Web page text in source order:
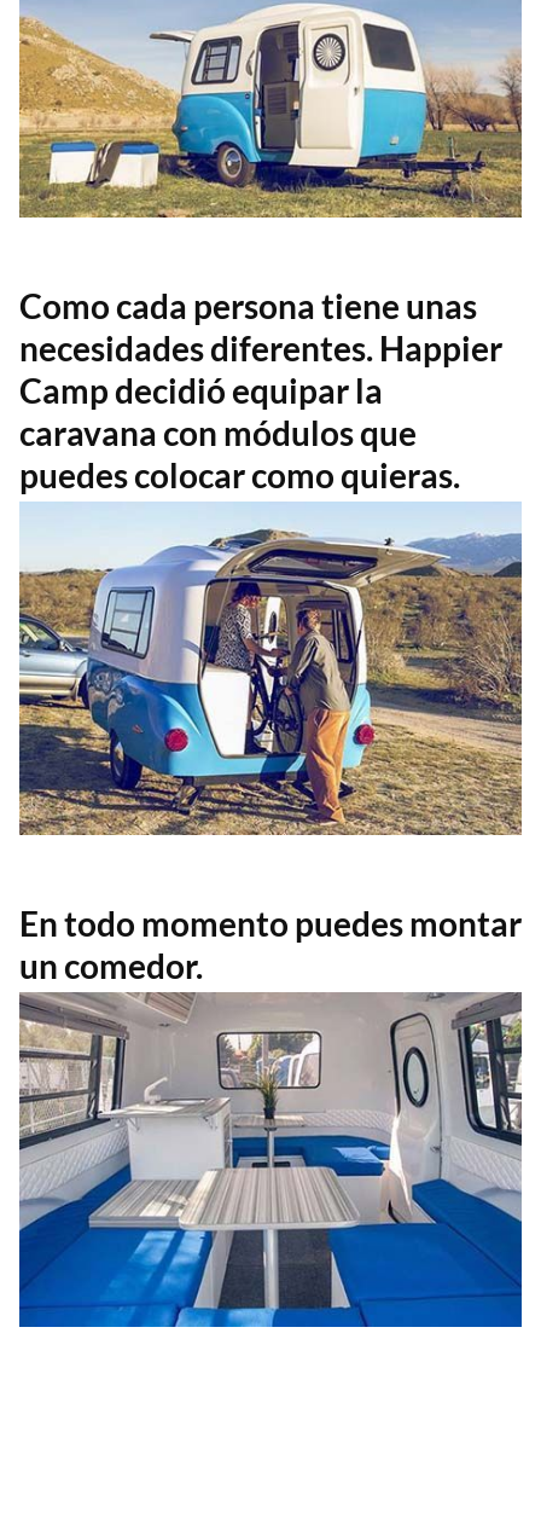
Como cada persona tiene unas
necesidades diferentes. Happier
Camp decidió equipar la
caravana con módulos que
puedes colocar como quieras.
En todo momento puedes montar
un comedor.